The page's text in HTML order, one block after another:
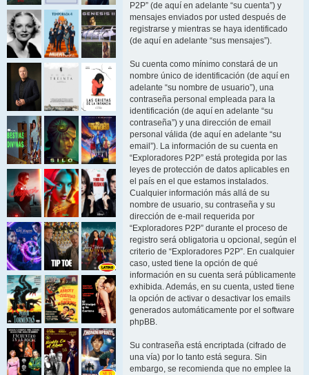
P2P” (de aquí en adelante “su cuenta”) y
mensajes enviados por usted después de
registrarse y mientras se haya identificado
(de aquí en adelante “sus mensajes”).
Su cuenta como mínimo constará de un
nombre único de identificación (de aquí en
adelante “su nombre de usuario”), una
contraseña personal empleada para la
identificación (de aquí en adelante “su
contraseña”) y una dirección de email
personal válida (de aquí en adelante “su
email”). La información de su cuenta en
“Exploradores P2P” está protegida por las
leyes de protección de datos aplicables en
el país en el que estamos instalados.
Cualquier información más allá de su
nombre de usuario, su contraseña y su
dirección de e-mail requerida por
“Exploradores P2P” durante el proceso de
registro será obligatoria u opcional, según el
criterio de “Exploradores P2P”. En cualquier
caso, usted tiene la opción de qué
información en su cuenta será públicamente
exhibida. Además, en su cuenta, usted tiene
la opción de activar o desactivar los emails
generados automáticamente por el software
phpBB.
Su contraseña está encriptada (cifrado de
una vía) por lo tanto está segura. Sin
embargo, se recomienda que no emplee la